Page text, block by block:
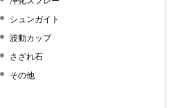
シュンガイト
波動カップ
さざれ石
その他